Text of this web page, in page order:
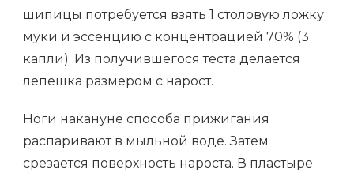
шипицы потребуется взять 1 столовую ложку
муки и эссенцию с концентрацией 70% (3
капли). Из получившегося теста делается
лепешка размером с нарост.
Ноги накануне способа прижигания
распаривают в мыльной воде. Затем
срезается поверхность нароста. В пластыре